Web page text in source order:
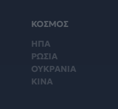
ΚΟΣΜΟΣ
ΗΠΑ
ΡΩΣΙΑ
ΟΥΚΡΑΝΙΑ
ΚΙΝΑ